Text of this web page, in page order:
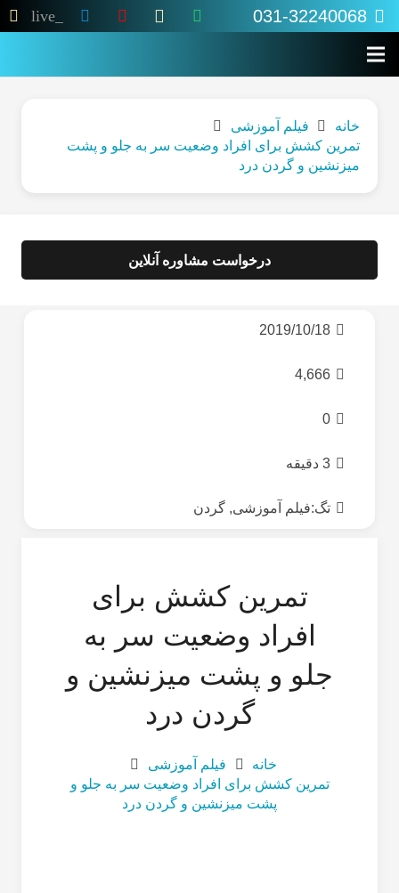
031-32240068
live_tv
خانه
فیلم آموزشی
تمرین کشش برای افراد وضعیت سر به جلو و پشت
میزنشین و گردن درد
درخواست مشاوره آنلاین
2019/10/18
4,666
0
3 دقیقه
تگ:فیلم آموزشی,گردن
تمرین کشش برای
افراد وضعیت سر به
جلو و پشت میزنشین و
گردن درد
خانه
فیلم آموزشی
تمرین کشش برای افراد وضعیت سر به جلو و
پشت میزنشین و گردن درد